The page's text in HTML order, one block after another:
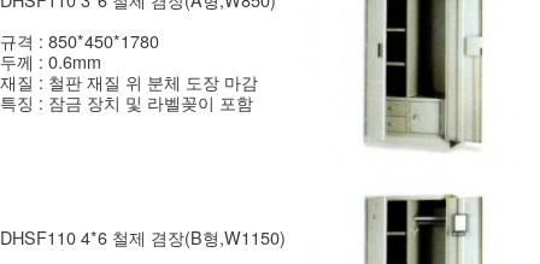
규격 : 850*450*1780
두께 : 0.6mm
재질 : 철판 재질 위 분체 도장 마감
특징 : 잠금 장치 및 라벨꽂이 포함
DHSF110 4*6 철제 겸장(B형,W1150)